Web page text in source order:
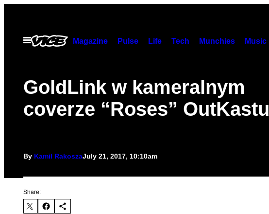
contentOpen
Menu
Magazine Pulse Life Tech Munchies Music
GoldLink w kameralnym
coverze “Roses” OutKastu
By Kamil RakoszaJuly 21, 2017, 10:10am
Share: